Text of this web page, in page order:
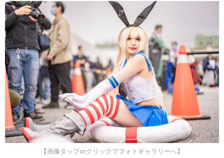
【画像タップorクリックでフォトギャラリーへ】